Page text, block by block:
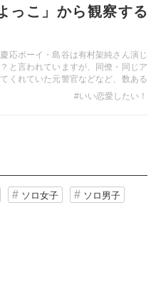
っこ」から観察する
応ボーイ・島谷は有村架純さん演じ
と言われていますが、同僚・同じア
くれていた元警官などなど、数ある
んでいくのでしょう？イチ視聴者が
手分析。ベストなパートナーは誰？
#いい恋愛したい！
ソロ女子 ソロ男子